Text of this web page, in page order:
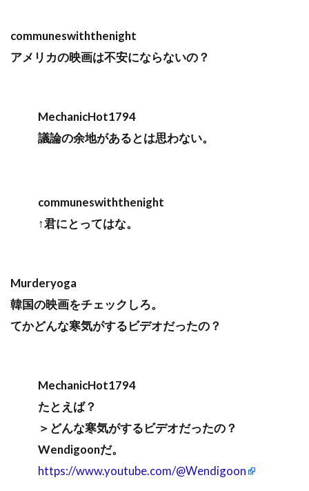
communeswiththenight
アメリカの映画は不安にならないの？
MechanicHot1794
議論の余地があるとは思わない。
communeswiththenight
↑君にとってはな。
Murderyoga
韓国の映画をチェックしろ。
てかどんな寒気がするビデオだったの？
MechanicHot1794
たとえば？
＞どんな寒気がするビデオだったの？
Wendigoonだ。
https://www.youtube.com/@Wendigoon